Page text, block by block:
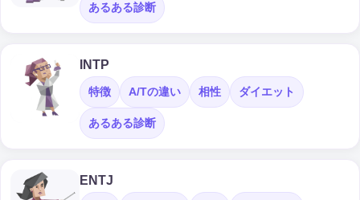
あるある診断
INTP
特徴 A/Tの違い 相性 ダイエット
あるある診断
ENTJ